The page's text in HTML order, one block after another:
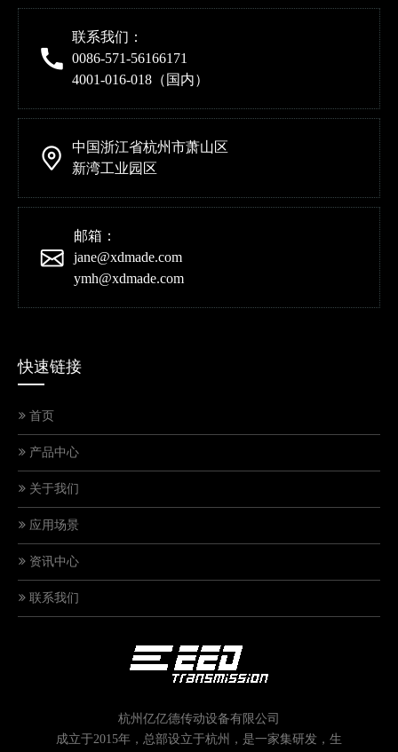
联系我们：
0086-571-56166171
4001-016-018（国内）
中国浙江省杭州市萧山区
新湾工业园区
邮箱：
jane@xdmade.com
ymh@xdmade.com
快速链接
首页
产品中心
关于我们
应用场景
资讯中心
联系我们
杭州亿亿德传动设备有限公司
成立于2015年，总部设立于杭州，是一家集研发，生